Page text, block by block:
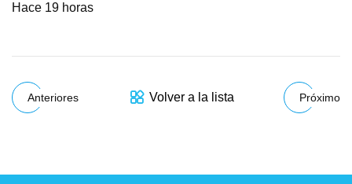
Hace 19 horas
Anteriores Volver a la lista Próximo